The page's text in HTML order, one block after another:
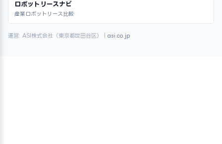
ロボットリースナビ
産業ロボットリース比較
運営: ASI株式会社（東京都世田谷区）｜ asi.co.jp